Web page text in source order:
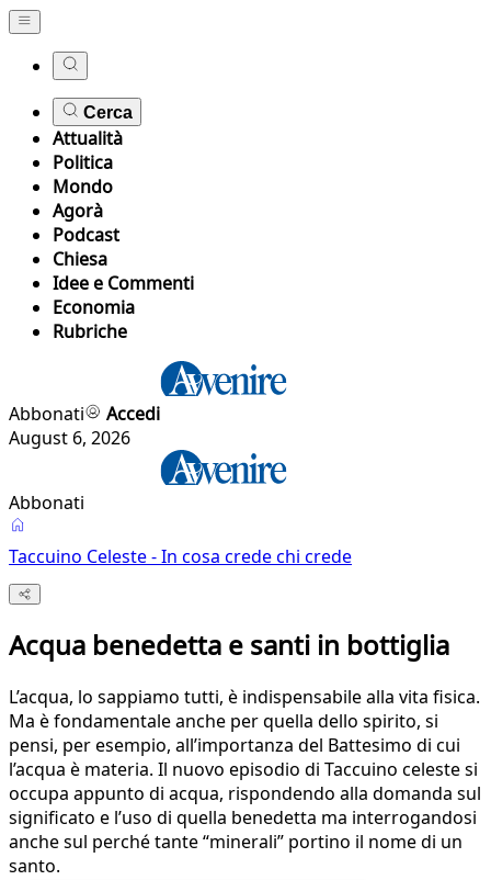
Cerca
Attualità
Politica
Mondo
Agorà
Podcast
Chiesa
Idee e Commenti
Economia
Rubriche
Abbonati
Accedi
August 6, 2026
Abbonati
Taccuino Celeste - In cosa crede chi crede
Acqua benedetta e santi in bottiglia
L’acqua, lo sappiamo tutti, è indispensabile alla vita fisica.
Ma è fondamentale anche per quella dello spirito, si
pensi, per esempio, all’importanza del Battesimo di cui
l’acqua è materia. Il nuovo episodio di Taccuino celeste si
occupa appunto di acqua, rispondendo alla domanda sul
significato e l’uso di quella benedetta ma interrogandosi
anche sul perché tante “minerali” portino il nome di un
santo.